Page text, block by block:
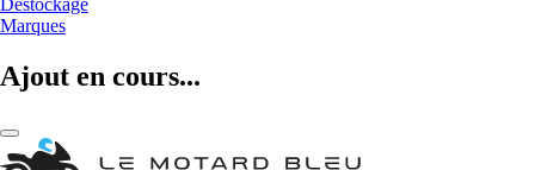
Déstockage
Marques
Ajout en cours...